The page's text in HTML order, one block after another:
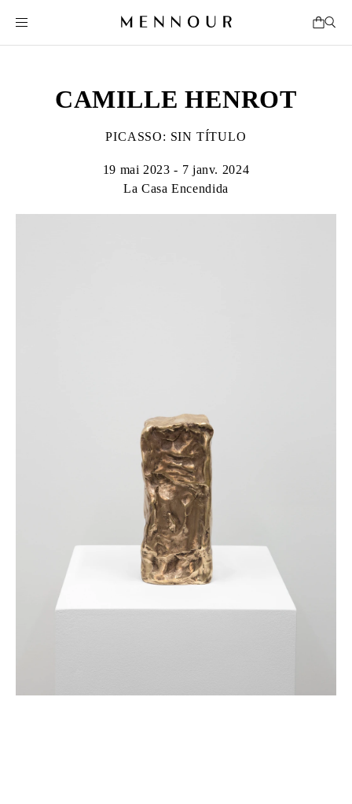
CAMILLE HENROT
PICASSO: SIN TÍTULO
19 mai 2023 - 7 janv. 2024
La Casa Encendida